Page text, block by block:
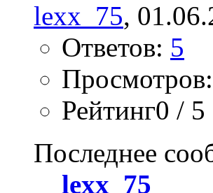
lexx_75,
Ответов: 5
Рейтинг0 / 5
Последнее
lexx_75